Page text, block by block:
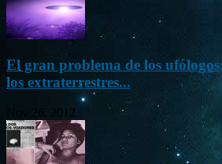
El gran problema de los
los extraterrestres...
Nov 26, 2012